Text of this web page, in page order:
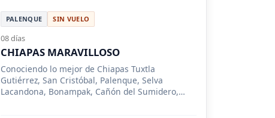
PALENQUE SIN VUELO
08 días
CHIAPAS MARAVILLOSO
Conociendo lo mejor de Chiapas Tuxtla
Gutiérrez, San Cristóbal, Palenque, Selva
Lacandona, Bonampak, Cañón del Sumidero,